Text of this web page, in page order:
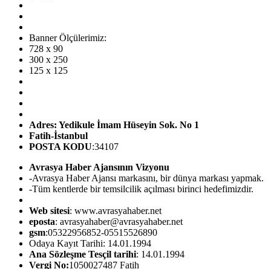
Banner Ölçülerimiz:
728 x 90
300 x 250
125 x 125
Adres: Yedikule İmam Hüseyin Sok. No 1
Fatih-İstanbul
POSTA KODU:34107
Avrasya Haber Ajansının Vizyonu
-Avrasya Haber Ajansı markasını, bir dünya markası yapmak.
-Tüm kentlerde bir temsilcilik açılması birinci hedefimizdir.
Web sitesi: www.avrasyahaber.net
eposta: avrasyahaber@avrasyahaber.net
gsm:05322956852-05515526890
Odaya Kayıt Tarihi: 14.01.1994
Ana Sözleşme Tesçil tarihi: 14.01.1994
Vergi No:1050027487 Fatih